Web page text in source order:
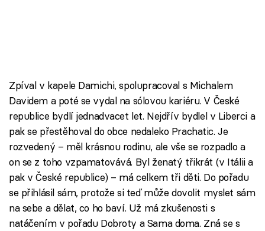
Zpíval v kapele Damichi, spolupracoval s Michalem
Davidem a poté se vydal na sólovou kariéru. V České
republice bydlí jednadvacet let. Nejdřív bydlel v Liberci a
pak se přestěhoval do obce nedaleko Prachatic. Je
rozvedený – měl krásnou rodinu, ale vše se rozpadlo a
on se z toho vzpamatovává. Byl ženatý třikrát (v Itálii a
pak v České republice) – má celkem tři děti. Do pořadu
se přihlásil sám, protože si teď může dovolit myslet sám
na sebe a dělat, co ho baví. Už má zkušenosti s
natáčením v pořadu Dobroty a Sama doma. Zná se s